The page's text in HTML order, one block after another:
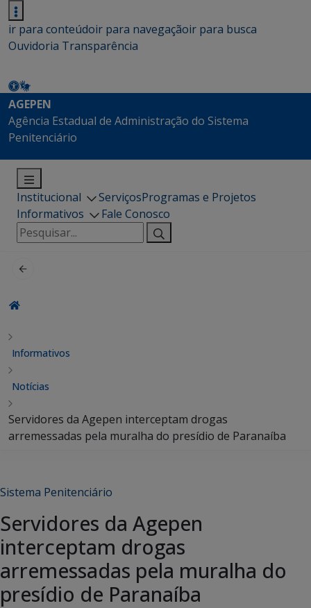
ir para conteúdoir para navegaçãoir para busca
Ouvidoria Transparência
AGEPEN
Agência Estadual de Administração do Sistema
Penitenciário
Institucional ServiçosProgramas e Projetos
Informativos
Fale Conosco
Pesquisar
por:
Informativos
Notícias
Servidores da Agepen interceptam drogas
arremessadas pela muralha do presídio de Paranaíba
Sistema Penitenciário
Servidores da Agepen
interceptam drogas
arremessadas pela muralha do
presídio de Paranaíba